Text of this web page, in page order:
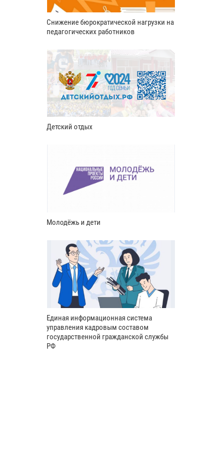
Снижение бюрократической нагрузки на
педагогических работников
Детский отдых
Молодёжь и дети
Единая информационная система
управления кадровым составом
государственной гражданской службы
РФ